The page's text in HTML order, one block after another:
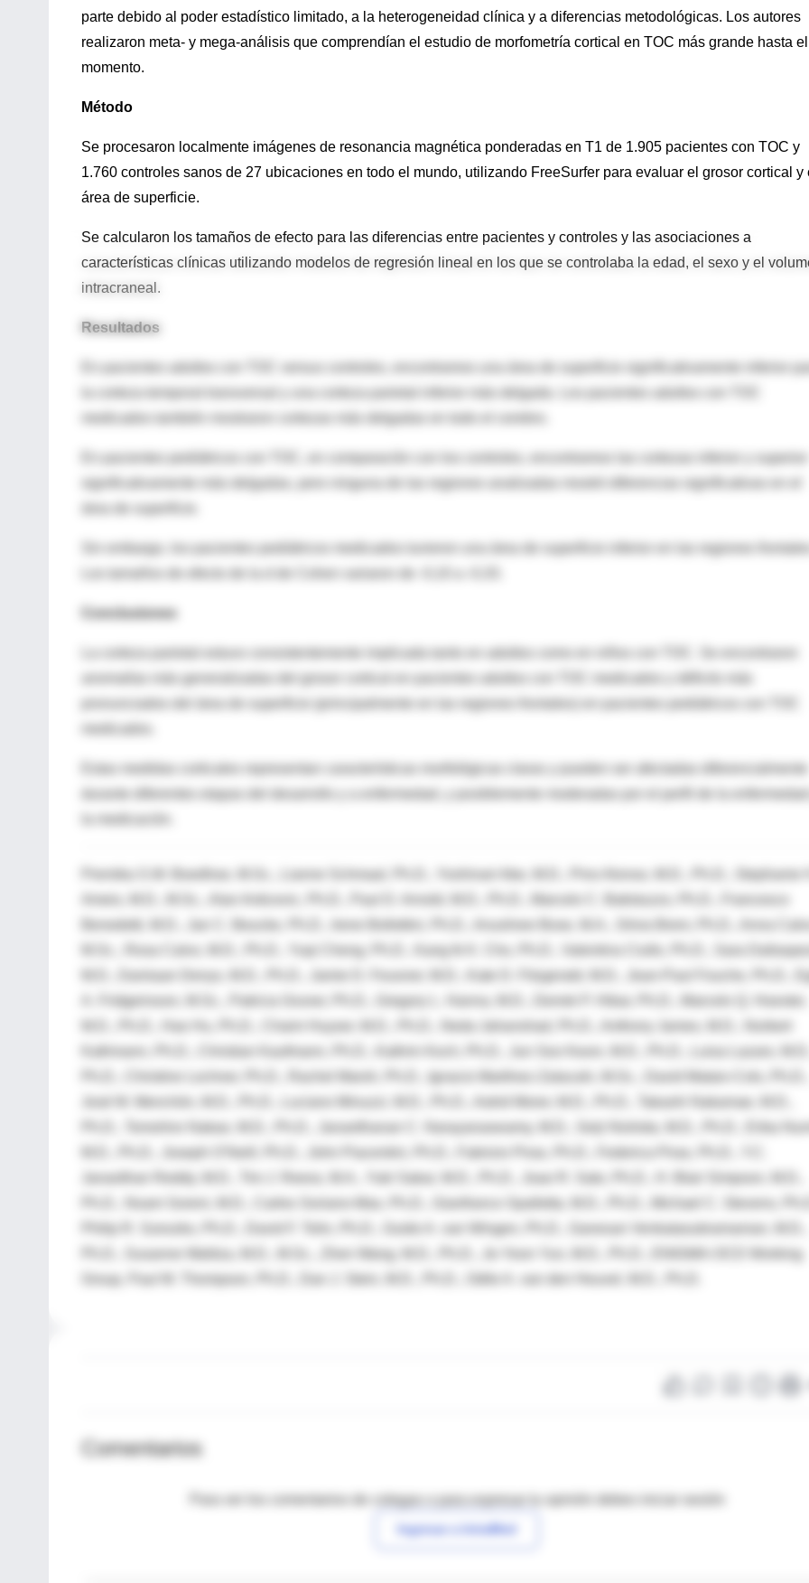
parte debido al poder estadístico limitado, a la heterogeneidad clínica y a diferencias metodológicas. Los autores
realizaron meta- y mega-análisis que comprendían el estudio de morfometría cortical en TOC más grande hasta el
momento.
Método
Se procesaron localmente imágenes de resonancia magnética ponderadas en T1 de 1.905 pacientes con TOC y
1.760 controles sanos de 27 ubicaciones en todo el mundo, utilizando FreeSurfer para evaluar el grosor cortical y
área de superficie.
Se calcularon los tamaños de efecto para las diferencias entre pacientes y controles y las asociaciones a
características clínicas utilizando modelos de regresión lineal en los que se controlaba la edad, el sexo y el
intracraneal.
Resultados
En pacientes adultos con TOC versus controles, encontramos una área de superficie significativamente inferior
la corteza temporal transversal y una corteza parietal inferior más delgada. Los pacientes adultos con TOC
medicados también mostraron cortezas más delgadas en todo el cerebro.
En pacientes pediátricos con TOC, en comparación con los controles, encontramos las cortezas inferior y superior
significativamente más delgadas, pero ninguna de las regiones analizadas mostró diferencias significativas en el
área de superficie.
Sin embargo, los pacientes pediátricos medicados tuvieron una área de superficie inferior en las regiones
Conclusiones
anomalías más generalizadas del grosor cortical en pacientes adultos con TOC medicados y déficits más
pronunciados del área de superficie (principalmente en las regiones frontales) en pacientes pediátricos con TOC
Estas medidas corticales representan características morfológicas claras y pueden ser afectadas diferencialmente
durante diferentes etapas del desarrollo y a enfermedad, y posiblemente moderadas por el perfil de la
M.D., Damiaan Denys, M.D., Ph.D., Jamie D. Feusner, M.D., Kate D. Fitzgerald, M.D., Jean-Paul Fouche, Ph.D.,
A. Fridgeirsson, M.Sc., Patricia Gruner, Ph.D., Gregory L. Hanna, M.D., Derrek P. Hibar, Ph.D., Marcelo Q. Hoexter,
Ph.D., Christine Lochner, Ph.D., Rachel Marsh, Ph.D., Ignacio Martínez-Zalacaín, M.Sc., David Mataix-Cols, Ph.D.,
Philip R. Szeszko, Ph.D., David F. Tolin, Ph.D., Guido A. van Wingen, Ph.D., Ganesan Venkatasubramanian, M.D.,
Group, Paul M. Thompson, Ph.D., Dan J. Stein, M.D., Ph.D., Odile A. van den Heuvel, M.D., Ph.D.
Comentarios
Para ver los comentarios de colegas o para expresar tu opinión debes iniciar sesión
Ingresar a IntraMed